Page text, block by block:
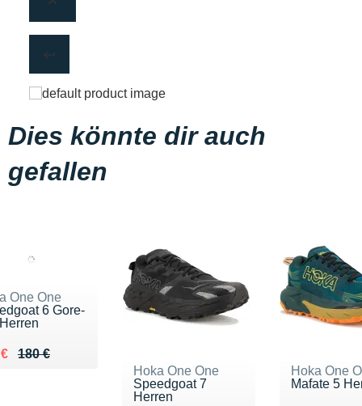
Dies könnte dir auch
gefallen
One One
6 Gore-
180 €
de 180 €
123 €
Hoka One One
Speedgoat 7
Herren
Hoka One
Mafate 5